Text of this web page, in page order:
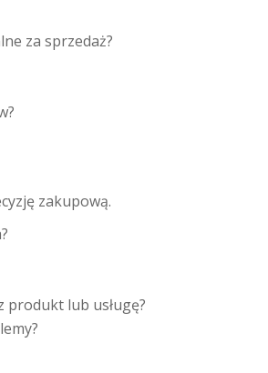
za sprzedaż?
zakupową.
produkt lub usługę?